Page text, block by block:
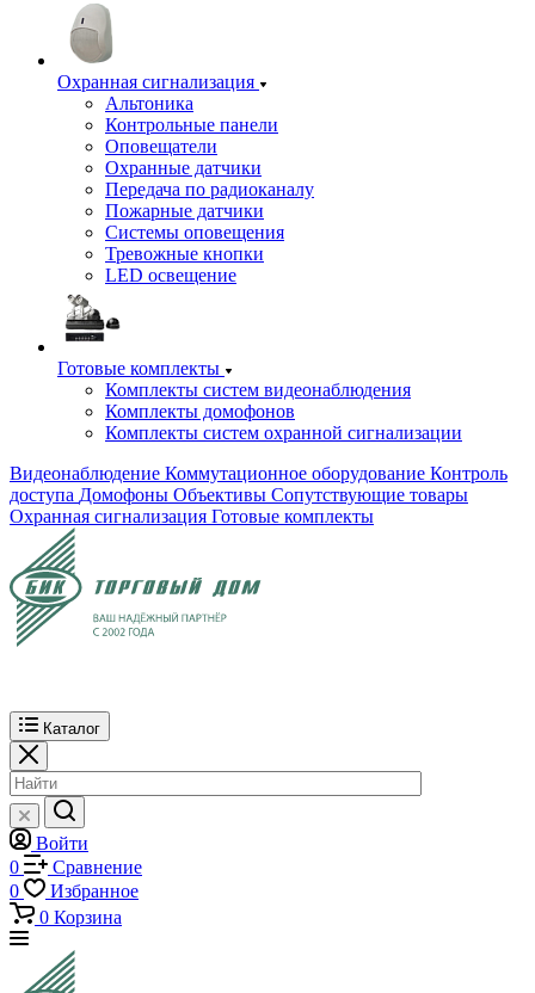
Охранная сигнализация
Альтоника
Контрольные панели
Оповещатели
Охранные датчики
Передача по радиоканалу
Пожарные датчики
Системы оповещения
Тревожные кнопки
LED освещение
Готовые комплекты
Комплекты систем видеонаблюдения
Комплекты домофонов
Комплекты систем охранной сигнализации
Видеонаблюдение Коммутационное оборудование Контроль
доступа Домофоны Объективы Сопутствующие товары
Охранная сигнализация Готовые комплекты
Каталог
Войти
0
Сравнение
0
Избранное
0 Корзина